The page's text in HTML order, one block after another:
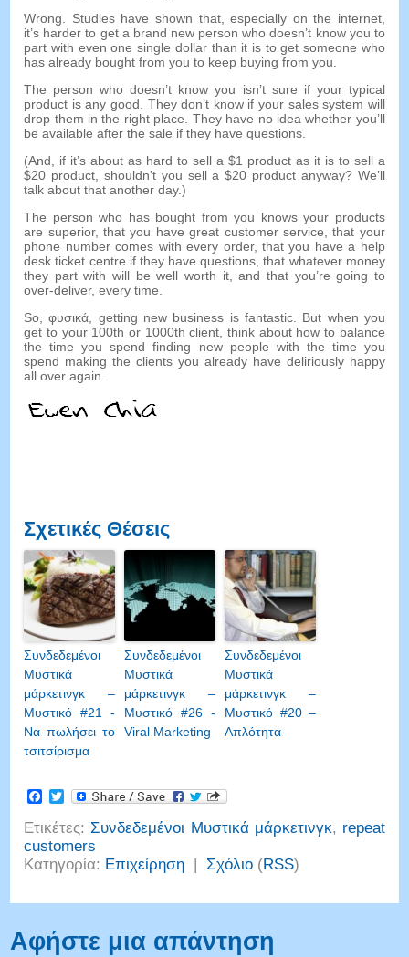
Wrong. Studies have shown that,especially on the internet,
it’s harder to get a brand new person who doesn’t know you to
part with even one single dollar than it is to get someone who
has already bought from you to keep buying from you.
The person who doesn’t know you isn’t sure if your typical
product is any good. They don’t know if your sales system will
drop them in the right place. They have no idea whether you’ll
be available after the sale if they have questions.
(And, if it’s about as hard to sell a $1 product as it is to sell a
$20 product, shouldn’t you sell a $20 product anyway? We’ll
talk about that another day.)
The person who has bought from you knows your products
are superior,that you have great customer service,that your
phone number comes with every order, that you have a help
desk ticket centre if they have questions,that whatever money
they part with will be well worth it,and that you’re going to
over-deliver,every time.
So, φυσικά, getting new business is fantastic. But when you
get to your 100th or 1000th client,think about how to balance
the time you spend finding new people with the time you
spend making the clients you already have deliriously happy
all over again.
Σχετικές Θέσεις
Συνδεδεμένοι
Μυστικά
μάρκετινγκ –
Μυστικό #21 -
Να πωλήσει το
τσιτσίρισμα
Συνδεδεμένοι
Μυστικά
μάρκετινγκ –
Μυστικό #26 -
Viral Marketing
Συνδεδεμένοι
Μυστικά
μάρκετινγκ –
Μυστικό #20 –
Απλότητα
Facebook
Twitter
Ετικέτες:Συνδεδεμένοι Μυστικά μάρκετινγκ, repeat
customers
Κατηγορία: Επιχείρηση |Σχόλιο (RSS)
Αφήστε μια απάντηση